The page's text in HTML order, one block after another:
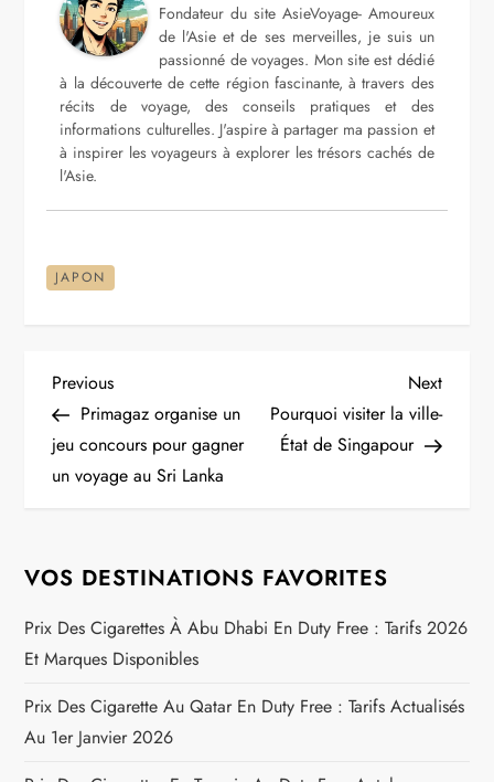
Fondateur du site AsieVoyage- Amoureux
de l'Asie et de ses merveilles, je suis un
passionné de voyages. Mon site est dédié
à la découverte de cette région fascinante, à travers des
récits de voyage, des conseils pratiques et des
informations culturelles. J'aspire à partager ma passion et
à inspirer les voyageurs à explorer les trésors cachés de
l'Asie.
JAPON
N
a
v
g
a
t
i
Previous
Post
Previous
Primagaz organise un
jeu concours pour gagner
un voyage au Sri Lanka
Next
Post
Next
Pourquoi visiter la ville-
État de Singapour
VOS DESTINATIONS FAVORITES
Prix Des Cigarettes À Abu Dhabi En Duty Free : Tarifs 2026
Et Marques Disponibles
Prix Des Cigarette Au Qatar En Duty Free : Tarifs Actualisés
Au 1er Janvier 2026